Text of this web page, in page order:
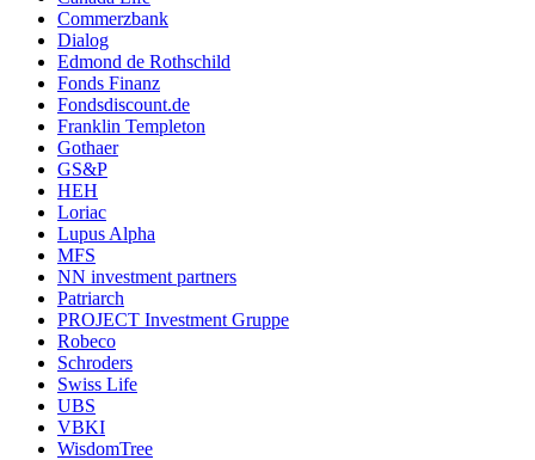
Commerzbank
Dialog
Edmond de Rothschild
Fonds Finanz
Fondsdiscount.de
Franklin Templeton
Gothaer
GS&P
HEH
Loriac
Lupus Alpha
MFS
NN investment partners
Patriarch
PROJECT Investment Gruppe
Robeco
Schroders
Swiss Life
UBS
VBKI
WisdomTree